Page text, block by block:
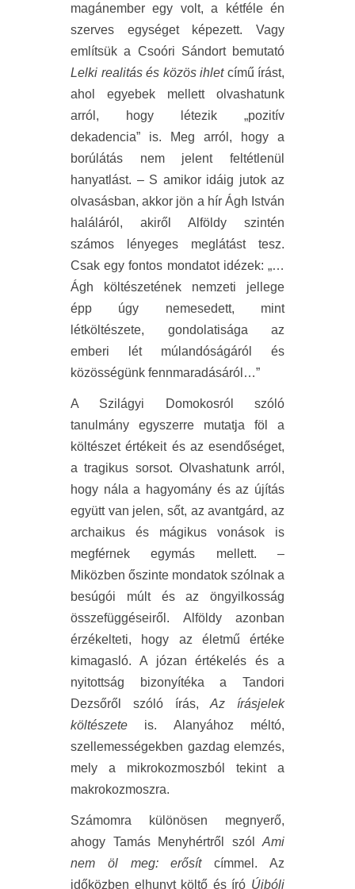
magánember egy volt, a kétféle én
szerves egységet képezett. Vagy
említsük a Csoóri Sándort bemutató
Lelki realitás és közös ihletcímű írást,
ahol egyebek mellett olvashatunk
arról, hogy létezik „pozitív
dekadencia” is. Meg arról, hogy a
borúlátás nem jelent feltétlenül
hanyatlást. – S amikor idáig jutok az
olvasásban, akkor jön a hír Ágh István
haláláról, akiről Alföldy szintén
számos lényeges meglátást tesz.
Csak egy fontos mondatot idézek: „…
Ágh költészetének nemzeti jellege
épp úgy nemesedett, mint
létköltészete, gondolatisága az
emberi lét múlandóságáról és
közösségünk fennmaradásáról…”
A Szilágyi Domokosról szóló
tanulmány egyszerre mutatja föl a
költészet értékeit és az esendőséget,
a tragikus sorsot. Olvashatunk arról,
hogy nála a hagyomány és az újítás
együtt van jelen, sőt, az avantgárd, az
archaikus és mágikus vonások is
megférnek egymás mellett. –
Miközben őszinte mondatok szólnak a
besúgói múlt és az öngyilkosság
összefüggéseiről. Alföldy azonban
érzékelteti, hogy az életmű értéke
kimagasló. A józan értékelés és a
nyitottság bizonyítéka a Tandori
Dezsőről szóló írás,Az írásjelek
költészete is. Alanyához méltó,
szellemességekben gazdag elemzés,
mely a mikrokozmoszból tekint a
makrokozmoszra.
Számomra különösen megnyerő,
ahogy Tamás Menyhértről szól Ami
nem öl meg: erősítcímmel. Az
időközben elhunyt költő és író Újbóli